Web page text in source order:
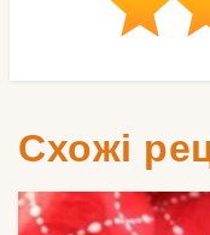
Схожі